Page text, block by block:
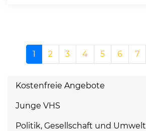
1 2 3 4 5 6 7
Kostenfreie Angebote
Junge VHS
Politik, Gesellschaft und Umwelt